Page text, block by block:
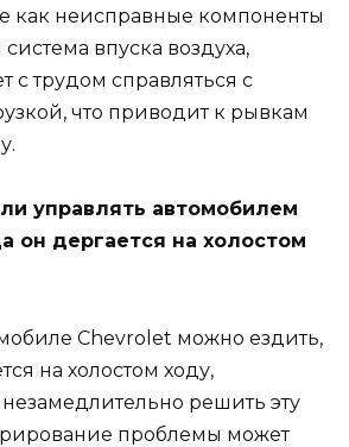
как неисправные компоненты
впуска воздуха,
с трудом справляться с
что приводит к рывкам
управлять автомобилем
он дергается на холостом
Chevrolet можно ездить,
на холостом ходу,
решить эту
проблемы может